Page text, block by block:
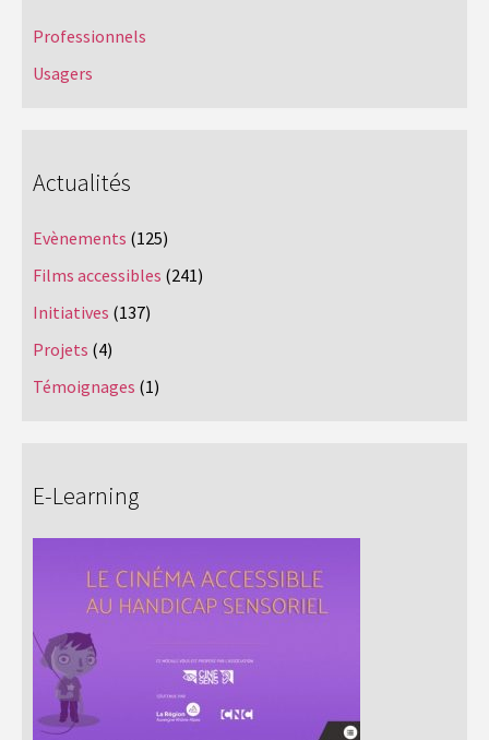
Professionnels
Usagers
Actualités
Evènements (125)
Films accessibles (241)
Initiatives (137)
Projets (4)
Témoignages (1)
E-Learning